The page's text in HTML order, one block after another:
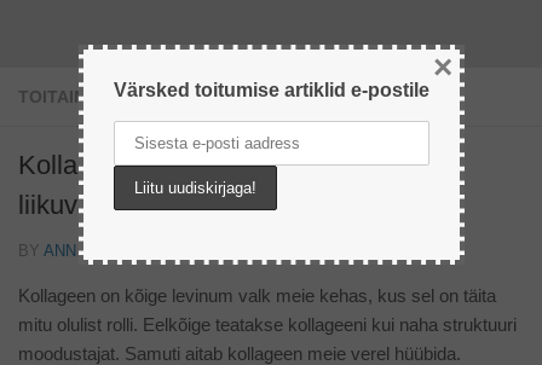
TOITAINED
Kollageen hoiab naha sileda ja luud
liikuvana
BY ANN JÕELEHT
Kollageen on kõige levinum valk meie kehas, kus sel on täita
mitu olulist rolli. Eelkõige teatakse kollageeni kui naha struktuuri
moodustajat. Samuti aitab kollageen meie verel hüübida.
Värsked toitumise artiklid e-postile
×